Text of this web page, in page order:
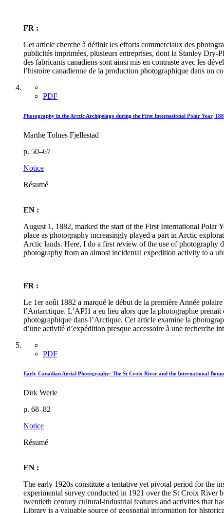
FR :
Cet article cherche à définir les efforts commerciaux des
publicités imprimées, plusieurs entreprises, dont la Stanley Dry-
des fabricants canadiens sont ainsi mis en contraste avec les
l’histoire canadienne de la production photographique dans un
PDF
Photography in the Arctic Archipelago during the First International Polar Year,
Marthe Tolnes Fjellestad
p. 50–67
Notice
Résumé
EN :
August 1, 1882, marked the start of the First International Polar
place as photography increasingly played a part in Arctic
Arctic lands. Here, I do a first review of the use of photography
photography from an almost incidental expedition activity to a
FR :
Le 1er août 1882 a marqué le début de la première Année
l’Antarctique. L’API1 a eu lieu alors que la photographie
photographique dans l’Arctique. Cet article examine la
d’une activité d’expédition presque accessoire à une recherche
PDF
Early Canadian Aerial Photography: The St Croix River and the International
Dirk Werle
p. 68–82
Notice
Résumé
EN :
The early 1920s constitute a tentative yet pivotal period for the
experimental survey conducted in 1921 over the St Croix River
twentieth century cultural-industrial features and activities that
Library is a valuable source of geospatial information for